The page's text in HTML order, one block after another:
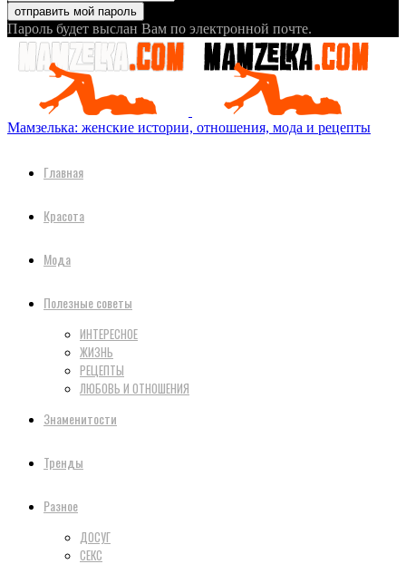
Пароль будет выслан Вам по электронной почте.
Мамзелька: женские истории, отношения, мода и рецепты
Главная
Красота
Мода
Полезные советы
ИНТЕРЕСНОЕ
ЖИЗНЬ
РЕЦЕПТЫ
ЛЮБОВЬ И ОТНОШЕНИЯ
Знаменитости
Тренды
Разное
ДОСУГ
СЕКС